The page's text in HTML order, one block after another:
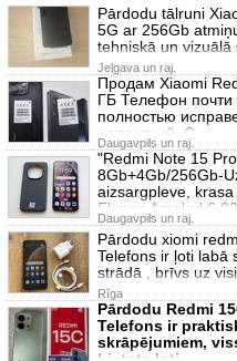
Pārdodu tālruni
5G ar 256Gb
tehniskā un vizuālā
Jelgava un raj.
Продам Xiaomi
ГБ Телефон почти
полностью
нареканий. С
Daugavpils un raj.
"Redmi Note 15
8Gb+4Gb/256Gb-
aizsargpleve, krasa
Ekrans Amoled
Daugavpils un raj.
Pārdodu xiomi
Telefons ir ļoti labā
strādā , brīvs uz
Rīga
Pārdodu Redmi
Telefons ir
skrāpējumiem,